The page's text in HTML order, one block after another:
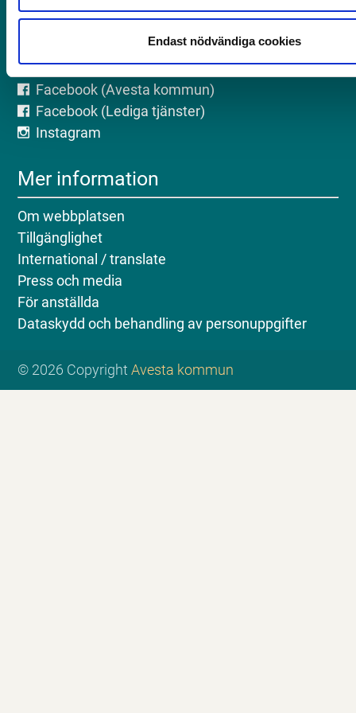
Endast nödvändiga cookies
Följ oss på sociala medier
Facebook (Avesta kommun)
Facebook (Lediga tjänster)
Instagram
Mer information
Om webbplatsen
Tillgänglighet
International / translate
Press och media
För anställda
Dataskydd och behandling av personuppgifter
© 2026 CopyrightAvesta kommun